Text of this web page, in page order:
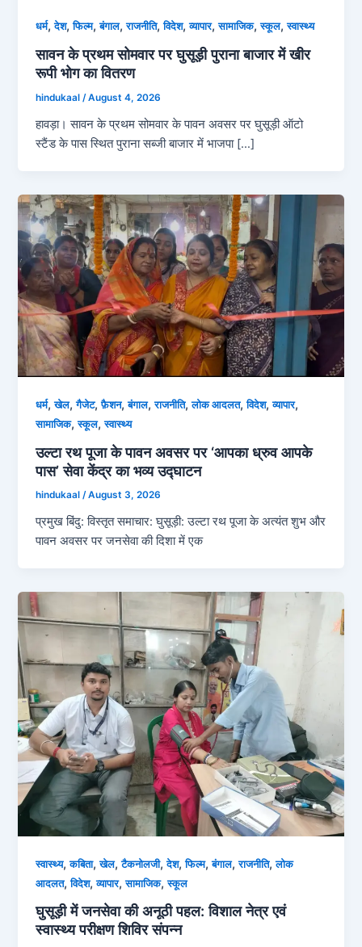
धर्म,देश,फिल्म,बंगाल,राजनीति,विदेश,व्‍यापार,सामाजिक,स्कूल,स्‍वास्‍थ्‍य
सावन के प्रथम सोमवार पर घुसूड़ी पुराना बाजार में खीर
रूपी भोग का वितरण
hindukaal/August 4, 2026
हावड़ा। सावन के प्रथम सोमवार के पावन अवसर पर घुसूड़ी ऑटो
स्टैंड के पास स्थित पुराना सब्जी बाजार में भाजपा […]
धर्म,खेल,गैजेट,फ़ैशन,बंगाल,राजनीति,लोक आदलत,विदेश,व्‍यापार,
सामाजिक,स्कूल,स्‍वास्‍थ्‍य
उल्टा रथ पूजा के पावन अवसर पर ‘आपका ध्रुव आपके
पास’ सेवा केंद्र का भव्य उद्घाटन
hindukaal/August 3, 2026
प्रमुख बिंदु: विस्तृत समाचार: घुसूड़ी: उल्टा रथ पूजा के अत्यंत शुभ और
पावन अवसर पर जनसेवा की दिशा में एक
स्‍वास्‍थ्‍य,कबिता,खेल,टैकनोलजी,देश,फिल्म,बंगाल,राजनीति,लोक
आदलत,विदेश,व्‍यापार,सामाजिक,स्कूल
घुसूड़ी में जनसेवा की अनूठी पहल: विशाल नेत्र एवं
स्वास्थ्य परीक्षण शिविर संपन्न